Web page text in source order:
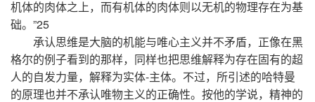
机体的肉体之上，而有机体的肉体则以无机的物理存在为基
础。”25
承认思维是大脑的机能与唯心主义并不矛盾，正像在黑
格尔的例子看到的那样，同样也把思维解释为存在固有的超
人的自发力量，解释为实体-主体。不过，所引述的哈特曼
的原理也并不承认唯物主义的正确性。按他的学说，精神的